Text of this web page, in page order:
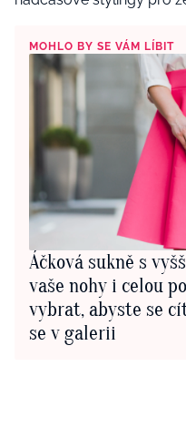
MOHLO BY SE VÁM LÍBIT
Áčková sukně s
vaše nohy i celou
vybrat, abyste se
se v galerii